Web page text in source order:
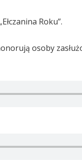
Roku”.
osoby